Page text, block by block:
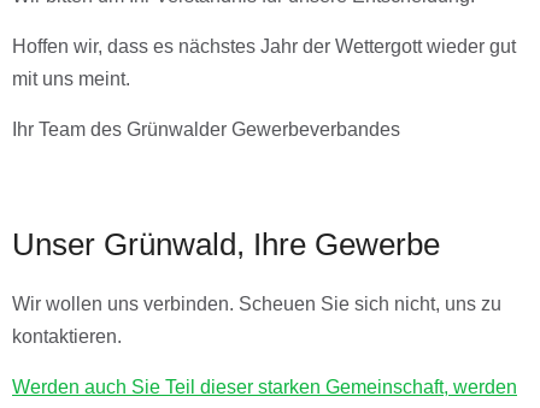
Hoffen wir, dass es nächstes Jahr der Wettergott wieder gut
mit uns meint.
Ihr Team des Grünwalder Gewerbeverbandes
Unser Grünwald, Ihre Gewerbe
Wir wollen uns verbinden. Scheuen Sie sich nicht, uns zu
kontaktieren.
Werden auch Sie Teil dieser starken Gemeinschaft, werden